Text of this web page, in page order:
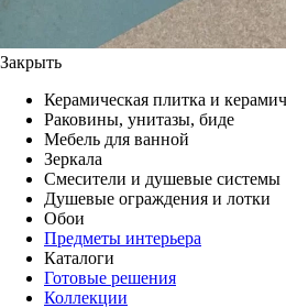
Закрыть
Керамическая плитка и
Раковины, унитазы, биде
Мебель для ванной
Зеркала
Смесители и душевые системы
Душевые ограждения и лотки
Обои
Предметы интерьера
Каталоги
Готовые решения
Коллекции